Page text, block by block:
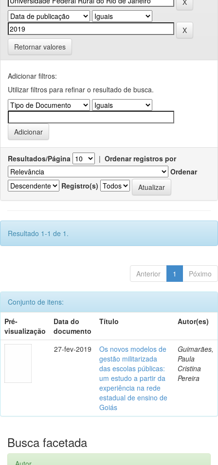
Retornar valores
Adicionar filtros:
Utilizar filtros para refinar o resultado de busca.
Resultados/Página | Ordenar registros por
Ordenar
Registro(s)
Resultado 1-1 de 1.
Anterior 1 Póximo
Conjunto de itens:
Pré-
visualização
Data do
documento
Título Autor(es)
27-fev-2019
Os novos modelos de
gestão militarizada
das escolas públicas:
um estudo a partir da
experiência na rede
estadual de ensino de
Goiás
Guimarães,
Paula
Cristina
Pereira
Busca facetada